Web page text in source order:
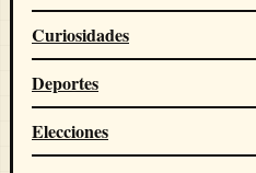
Curiosidades
Deportes
Elecciones